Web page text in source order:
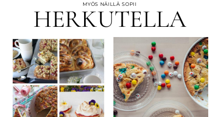
MYÖS NÄILLÄ SOPII
HERKUTELLA